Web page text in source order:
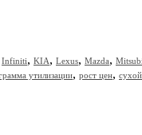
Infiniti, KIA, Lexus, Mazda,
утилизации, рост цен,